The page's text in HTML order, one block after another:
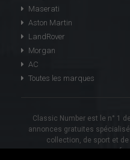
Maserati
Aston Martin
LandRover
Morgan
AC
Toutes les marques
Classic Number est le n° 1
annonces gratuites
collection, de sport et